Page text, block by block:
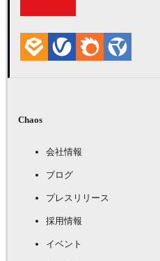
Chaos
会社情報
ブログ
プレスリリース
採用情報
イベント